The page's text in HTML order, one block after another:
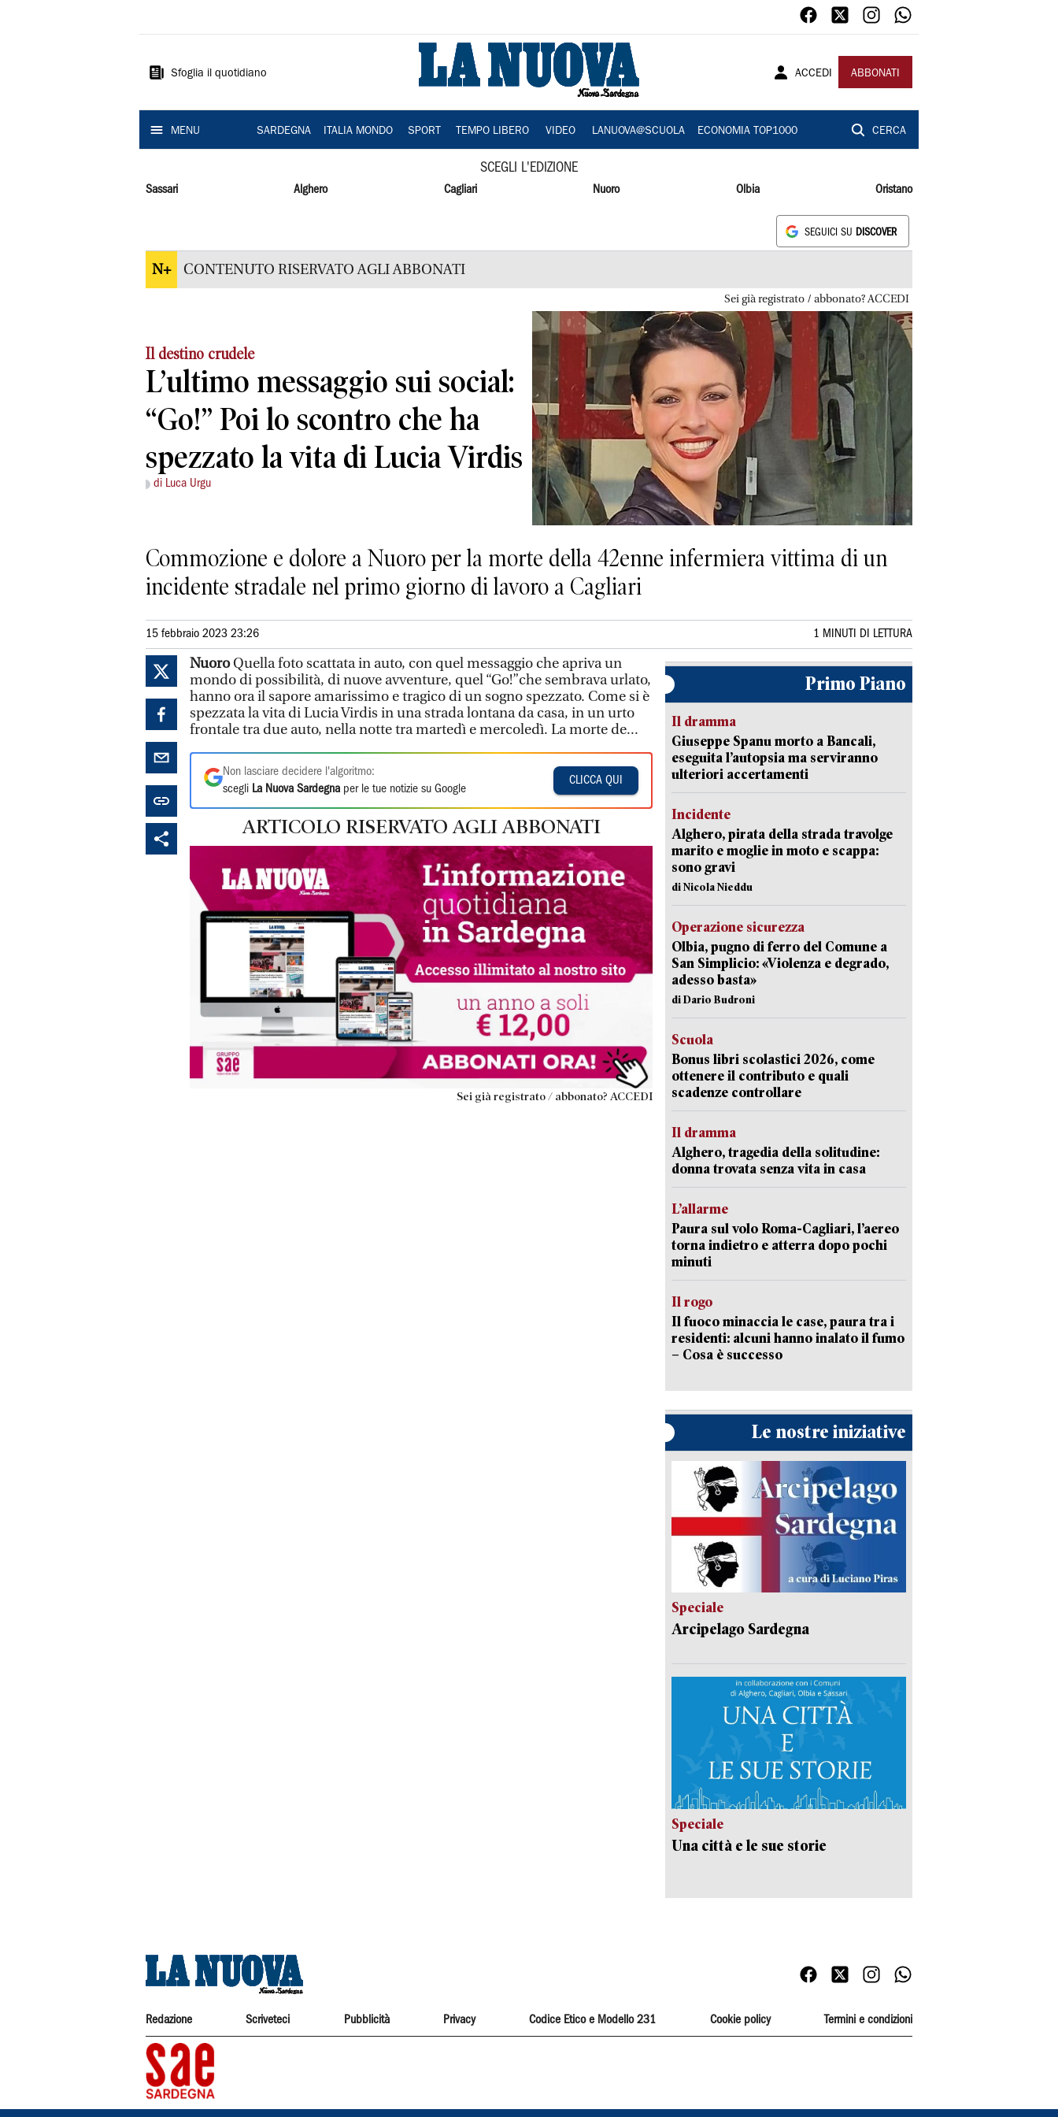
Sardegna
Sfoglia il quotidiano ACCEDI ABBONATI
MENU SARDEGNA ITALIA MONDO SPORT TEMPO LIBERO VIDEO LANUOVA@SCUOLA ECONOMIA TOP1000 CERCA
SCEGLI L'EDIZIONE
Sassari Alghero Cagliari Nuoro Olbia Oristano
SEGUICI SU DISCOVER
N+ CONTENUTO RISERVATO AGLI ABBONATI
Sei già registrato / abbonato? ACCEDI
Il destino crudele
L’ultimo messaggio sui social:
“Go!” Poi lo scontro che ha
spezzato la vita di Lucia Virdis
di Luca Urgu
Commozione e dolore a Nuoro per la morte della 42enne infermiera vittima di un
incidente stradale nel primo giorno di lavoro a Cagliari
15 febbraio 2023 23:26 1 MINUTI DI LETTURA
NuoroQuella foto scattata in auto, con quel messaggio che apriva un
mondo di possibilità, di nuove avventure, quel “Go!”che sembrava urlato,
hanno ora il sapore amarissimo e tragico di un sogno spezzato. Come si è
spezzata la vita di Lucia Virdis in una strada lontana da casa, in un urto
frontale tra due auto, nella notte tra martedì e mercoledì. La morte de...
Non lasciare decidere l'algoritmo:
scegli La Nuova Sardegna per le tue notizie su Google
CLICCA QUI
ARTICOLO RISERVATO AGLI ABBONATI
Sei già registrato / abbonato? ACCEDI
Primo Piano
Il dramma
Giuseppe Spanu morto a Bancali,
eseguita l’autopsia ma serviranno
ulteriori accertamenti
Incidente
Alghero, pirata della strada travolge
marito e moglie in moto e scappa:
sono gravi
di Nicola Nieddu
Operazione sicurezza
Olbia, pugno di ferro del Comune a
San Simplicio: «Violenza e degrado,
adesso basta»
di Dario Budroni
Scuola
Bonus libri scolastici 2026, come
ottenere il contributo e quali
scadenze controllare
Il dramma
Alghero, tragedia della solitudine:
donna trovata senza vita in casa
L’allarme
Paura sul volo Roma-Cagliari, l’aereo
torna indietro e atterra dopo pochi
minuti
Il rogo
Il fuoco minaccia le case, paura tra i
residenti: alcuni hanno inalato il fumo
– Cosa è successo
Le nostre iniziative
Speciale
Arcipelago Sardegna
Speciale
Una città e le sue storie
Redazione Scriveteci Pubblicità Privacy Codice Etico e Modello 231 Cookie policy Termini e condizioni